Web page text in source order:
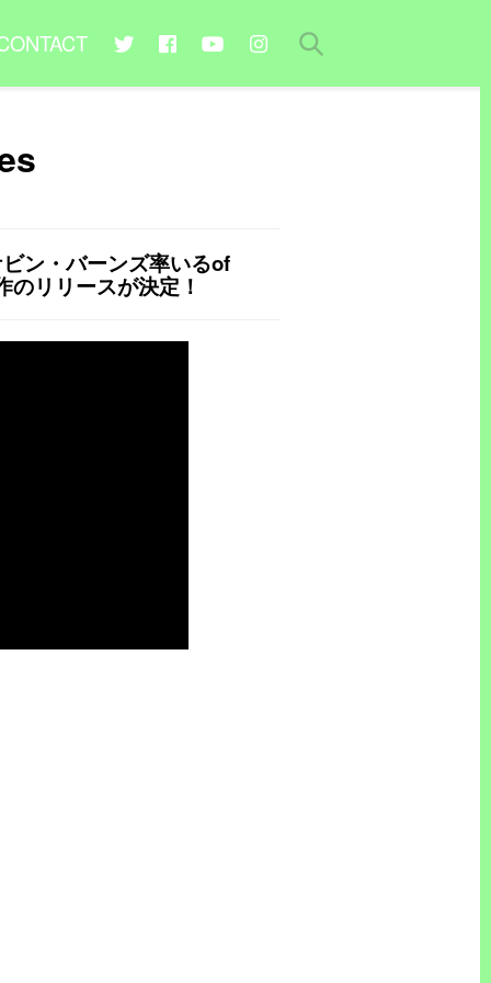
ン・バーンズ率いるof
リリースが決定！